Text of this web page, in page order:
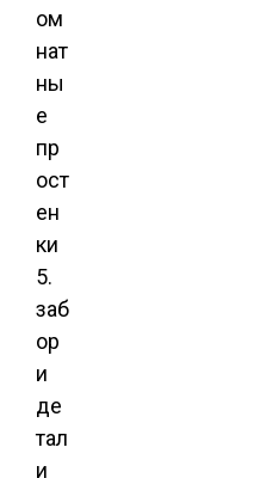
ом
нат
ны
е
пр
ост
ен
ки
5.
заб
ор
и
де
тал
и